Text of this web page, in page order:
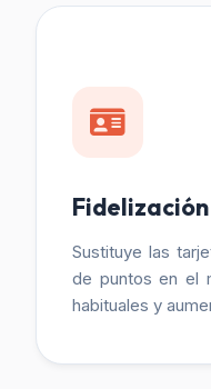
Sustituye las
de puntos en el
habituales y